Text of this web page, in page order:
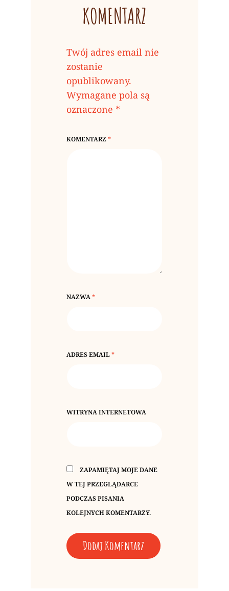
KOMENTARZ
Twój adres email nie
zostanie
opublikowany.
Wymagane pola są
oznaczone *
KOMENTARZ*
NAZWA*
ADRES EMAIL*
WITRYNA INTERNETOWA
ZAPAMIĘTAJ MOJE DANE
W TEJ PRZEGLĄDARCE
PODCZAS PISANIA
KOLEJNYCH KOMENTARZY.